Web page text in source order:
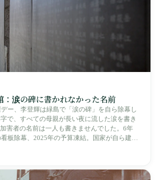
：涙の碑に書かれなかった名前
ー、李登輝は緑島で「涙の碑」を自ら除幕し
で、すべての母親が長い夜に流した涙を書き
害者の名前は一人も書きませんでした。6年
板除幕、2025年の予算凍結。国家が自ら建
とを記念する博物館です。しかし解厳から39